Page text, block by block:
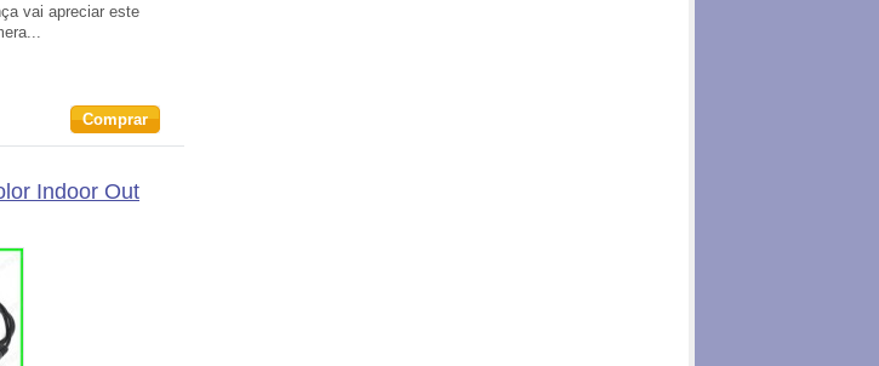
vai apreciar este
Comprar
Indoor Out